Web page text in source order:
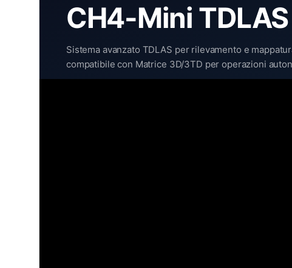
CH4-Mini
Sistema avanzato TDLAS per rilevamento e
compatibile con Matrice 3D/3TD per operazioni